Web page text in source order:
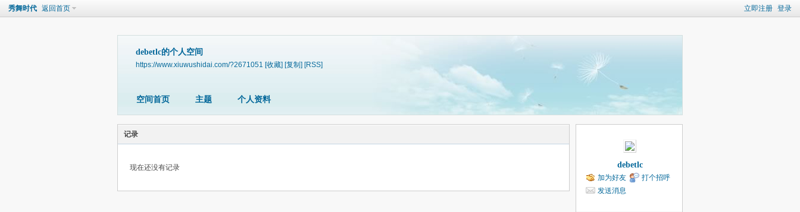
立即注册 登录
秀舞时代 返回首页
debetlc的个人空间
https://www.xiuwushidai.com/?2671051 [收藏] [复制] [RSS]
空间首页 主题 个人资料
记录
现在还没有记录 debetlc
加为好友
打个招呼
发送消息